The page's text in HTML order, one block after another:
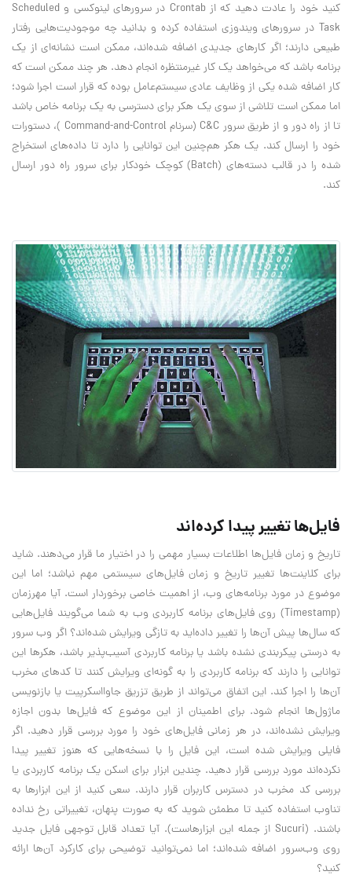
کنید خود را عادت دهید که از Crontab در سرورهای لینوکسی و Scheduled
Task در سرورهای ویندوزی استفاده کرده و بدانید چه موجودیت‌هایی رفتار
طبیعی دارند؛ اگر کارهای جدیدی اضافه شده‌اند، ممکن است نشانه‌ای از یک
برنامه‌ باشد که می‌خواهد یک کار غیرمنتظره انجام دهد. هر چند ممکن است که
کار اضافه شده یکی از وظایف عادی سیستم‌عامل بوده که قرار است اجرا شود؛
اما ممکن است تلاشی از سوی یک هکر برای دسترسی به یک برنامه خاص باشد
تا از راه دور و از طریق سرور C&C (سرنام Command-and-Control )، دستورات
خود را ارسال کند. یک هکر هم‌چنین این توانایی را دارد تا داده‌های استخراج
شده را در قالب دسته‌های (Batch) کوچک خودکار برای سرور راه دور ارسال
کند.
فایل‌ها تغییر پیدا کرده‌اند
تاریخ و زمان فایل‌ها اطلاعات بسیار مهمی را در اختیار ما قرار می‌دهند. شاید
برای کلاینت‌ها تغییر تاریخ و زمان فایل‌های سیستمی مهم نباشد؛ اما این
موضوع در مورد برنامه‌های وب، از اهمیت خاصی برخوردار است. آیا مهرزمان
(Timestamp) روی فایل‌های برنامه کاربردی وب به شما می‌گویند فایل‌هایی
که سال‌ها پیش آن‌ها را تغییر داده‌اید به تازگی ویرایش شده‌اند؟ اگر وب سرور
به درستی پیکربندی نشده باشد یا برنامه کاربردی آسیب‌پذیر باشد، هکرها این
توانایی را دارند که برنامه کاربردی را به گونه‌ای ویرایش کنند تا کدهای مخرب
آن‌ها را اجرا کند. این اتفاق می‌تواند از طریق تزریق جاوااسکرپیت یا بازنویسی
ماژول‌ها انجام شود. برای اطمینان از این موضوع که فایل‌ها بدون اجازه
ویرایش نشده‌اند، در هر زمانی فایل‌های خود را مورد بررسی قرار دهید. اگر
فایلی ویرایش شده است، این فایل را با نسخه‌هایی که هنوز تغییر پیدا
نکرده‌اند مورد بررسی قرار دهید. چندین ابزار برای اسکن یک برنامه کاربردی یا
بررسی کد مخرب در دسترس کاربران قرار دارند. سعی کنید از این ابزارها به
تناوب استفاده کنید تا مطمئن شوید که به صورت پنهان، تغییراتی رخ نداده
باشند. (Sucuri از جمله این ابزارهاست). آیا تعداد قابل توجهی فایل جدید
روی وب‌سرور اضافه شده‌اند؛ اما نمی‌توانید توضیحی برای کارکرد آن‌ها ارائه
کنید؟